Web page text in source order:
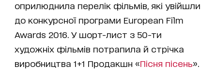
оприлюднила перелік фільмів, які увійшли
до конкурсної програми European Film
Awards 2016. У шорт-лист з 50-ти
художніх фільмів потрапила й стрічка
виробництва 1+1 Продакшн «Пісня пісень».